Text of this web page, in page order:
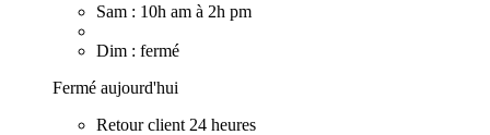
Sam : 10h am à 2h pm
Dim : fermé
Fermé aujourd'hui
Retour client 24 heures